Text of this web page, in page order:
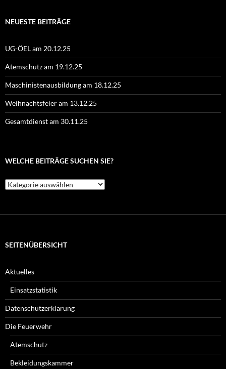
NEUESTE BEITRÄGE
UG-ÖEL am 20.12.25
Atemschutz am 19.12.25
Maschinistenausbildung am 18.12.25
Weihnachtsfeier am 13.12.25
Gesamtdienst am 30.11.25
WELCHE BEITRÄGE SUCHEN SIE?
Welche
Beiträge
SEITENÜBERSICHT
Aktuelles
Einsatzstatistik
Datenschutzerklärung
Die Feuerwehr
Atemschutz
Bekleidungskammer